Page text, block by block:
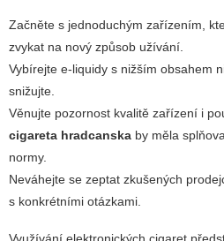
Začněte s jednoduchým zařízením,
zvykat na nový způsob užívání.
Vybírejte e-liquidy s nižším obsahem
snižujte.
Věnujte pozornost kvalitě zařízení i
cigareta hradcanska by měla
normy.
Neváhejte se zeptat zkušených
s konkrétními otázkami.